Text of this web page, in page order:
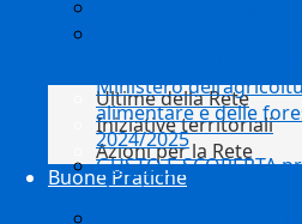
Ultime della Rete
Iniziative territoriali
Azioni per la Rete
Buone Pratiche
Ministero
alimentare e delle
2024/2025
GUSTO E
classi seconde